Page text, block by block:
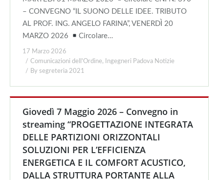
– CONVEGNO “IL SUONO DELLE IDEE. TRIBUTO
AL PROF. ING. ANGELO FARINA”, VENERDÌ 20
MARZO 2026
Circolare…
17 Marzo 2026
Comunicazioni dell'Ordine,
Ingegneri Padova Notizie
By segreteria 2021
Giovedì 7 Maggio 2026 – Convegno in
streaming “PROGETTAZIONE INTEGRATA
DELLE PARTIZIONI ORIZZONTALI
SOLUZIONI PER L’EFFICIENZA
ENERGETICA E IL COMFORT ACUSTICO,
DALLA STRUTTURA PORTANTE ALLA